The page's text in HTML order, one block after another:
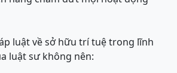
luật về sở hữu trí tuệ trong lĩnh
luật sư không nên: